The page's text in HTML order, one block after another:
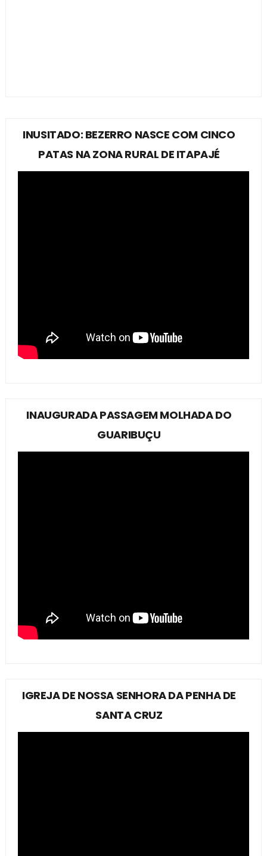
INUSITADO: BEZERRO NASCE COM CINCO
PATAS NA ZONA RURAL DE ITAPAJÉ
INAUGURADA PASSAGEM MOLHADA DO
GUARIBUÇU
IGREJA DE NOSSA SENHORA DA PENHA DE
SANTA CRUZ